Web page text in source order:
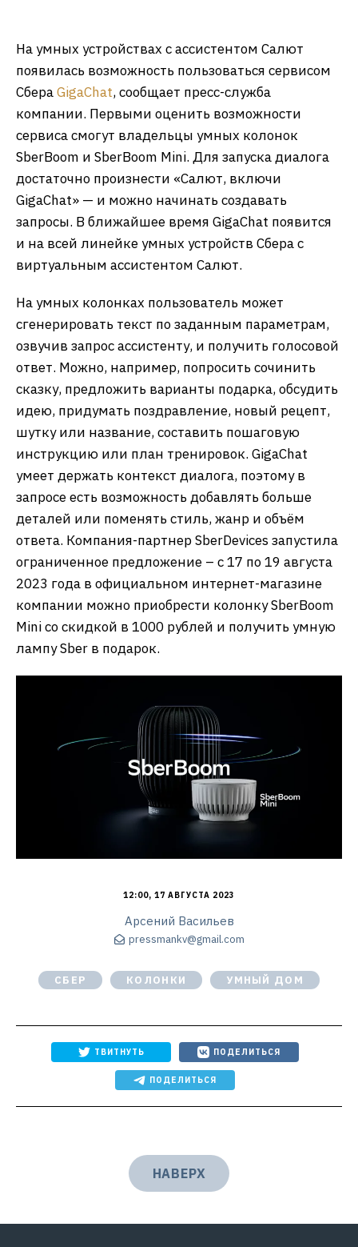
На умных устройствах с ассистентом Салют
появилась возможность пользоваться сервисом
СбераGigaChat, сообщает пресс-служба
компании. Первыми оценить возможности
сервиса смогут владельцы умных колонок
SberBoom и SberBoom Mini. Для запуска диалога
достаточно произнести «Салют, включи
GigaChat» — и можно начинать создавать
запросы. В ближайшее время GigaChat появится
и на всей линейке умных устройств Сбера с
виртуальным ассистентом Салют.
На умных колонках пользователь может
сгенерировать текст по заданным параметрам,
озвучив запрос ассистенту, и получить голосовой
ответ. Можно, например, попросить сочинить
сказку, предложить варианты подарка, обсудить
идею, придумать поздравление, новый рецепт,
шутку или название, составить пошаговую
инструкцию или план тренировок. GigaChat
умеет держать контекст диалога, поэтому в
запросе есть возможность добавлять больше
деталей или поменять стиль, жанр и объём
ответа. Компания-партнер SberDevices запустила
ограниченное предложение – с 17 по 19 августа
2023 года в официальном интернет-магазине
компании можно приобрести колонку SberBoom
Mini со скидкой в 1000 рублей и получить умную
лампу Sber в подарок.
12:00, 17 АВГУСТА 2023
Арсений Васильев
pressmankv@gmail.com
СБЕР КОЛОНКИ УМНЫЙ ДОМ
ТВИТНУТЬ ПОДЕЛИТЬСЯ
ПОДЕЛИТЬСЯ
НАВЕРХ